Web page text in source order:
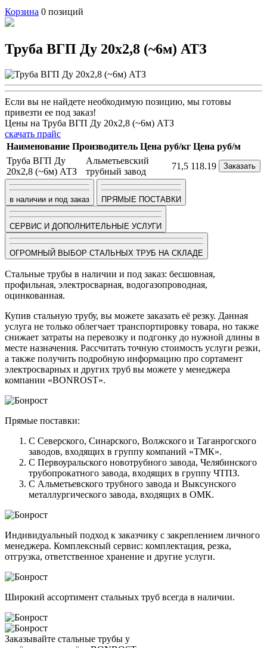
Корзина 0 позиций
Труба ВГП Ду 20х2,8 (~6м) АТЗ
Если вы не найдете необходимую позицию, мы готовы
привезти ее под заказ!
Цены на Труба ВГП Ду 20х2,8 (~6м) АТЗ
скачать прайс
Наименование Производитель Цена руб/кг Цена руб/м
Труба ВГП Ду
20х2,8 (~6м) АТЗ
Альметьевский
трубный завод
71,5 118.19 Заказать
в наличии и под заказ ПРЯМЫЕ ПОСТАВКИ
СЕРВИС И ДОПОЛНИТЕЛЬНЫЕ УСЛУГИ
ОГРОМНЫЙ ВЫБОР СТАЛЬНЫХ ТРУБ НА СКЛАДЕ
Стальные трубы в наличии и под заказ: бесшовная,
профильная, электросварная, водогазопроводная,
оцинкованная.
Купив стальную трубу, вы можете заказать её резку. Данная
услуга не только облегчает транспортировку товара, но также
снижает затраты на перевозку и подгонку до нужной длины в
месте назначения. Рассчитать точную стоимость услуги резки,
а также получить подробную информацию про сортамент
электросварных и других труб вы можете у менеджера
компании «BONROST».
Прямые поставки:
С Северского, Синарского, Волжского и Таганрогского
заводов, входящих в группу компаний «ТМК».
С Первоуральского новотрубного завода, Челябинского
трубопрокатного завода, входящих в группу ЧТПЗ.
С Альметьевского трубного завода и Выксунского
металлургического завода, входящих в ОМК.
Индивидуальный подход к заказчику с закреплением личного
менеджера. Комплексный сервис: комплектация, резка,
отгрузка, ответственное хранение и другие услуги.
Широкий ассортимент стальных труб всегда в наличии.
Заказывайте стальные трубы у